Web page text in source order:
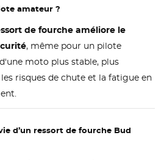
amateur ?
de fourche améliore le
, même pour un pilote
moto plus stable, plus
risques de chute et la fatigue en
d’un ressort de fourche Bud